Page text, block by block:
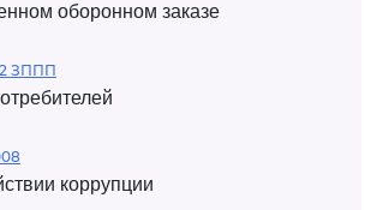
оборонном заказе
ЗППП
коррупции